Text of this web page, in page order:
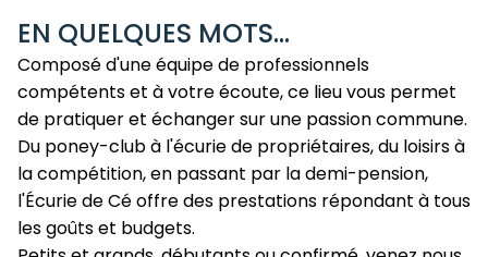
EN QUELQUES MOTS...
Composé d'une équipe de professionnels
compétents et à votre écoute, ce lieu vous permet
de pratiquer et échanger sur une passion commune.
Du poney-club à l'écurie de propriétaires, du loisirs à
la compétition, en passant par la demi-pension,
l'Écurie de Cé offre des prestations répondant à tous
les goûts et budgets.